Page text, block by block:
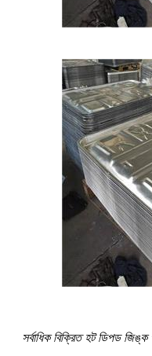
সর্বাধিক বিক্রিত হট ডিপড